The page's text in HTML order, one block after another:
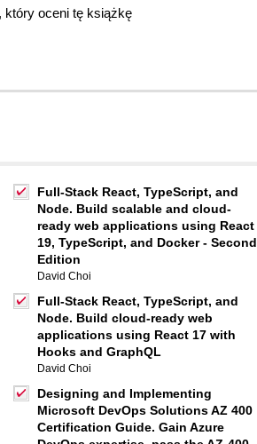
który oceni tę książkę
Full-Stack React, TypeScript, and
Node. Build scalable and cloud-
ready web applications using React
19, TypeScript, and Docker - Second
Edition
David Choi
Full-Stack React, TypeScript, and
Node. Build cloud-ready web
applications using React 17 with
Hooks and GraphQL
David Choi
Designing and Implementing
Microsoft DevOps Solutions AZ 400
Certification Guide. Gain Azure